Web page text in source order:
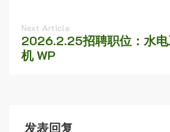
Next Article
2026.2.25招聘职位：水电
机 WP
发表回复